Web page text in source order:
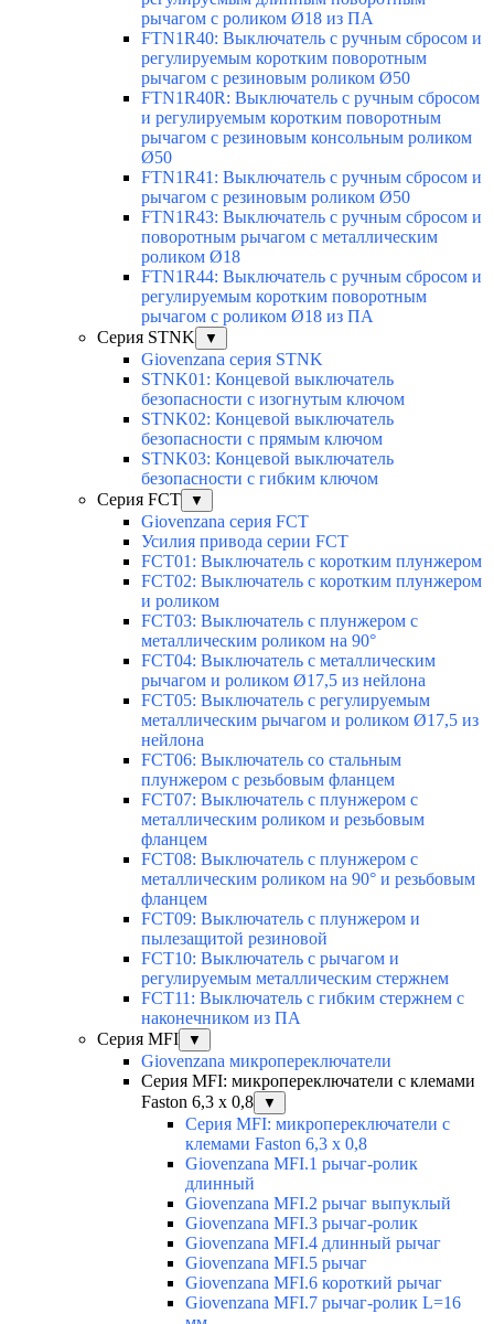
рычагом с роликом Ø18 из ПА
FTN1R40: Выключатель с ручным сбросом и
регулируемым коротким поворотным
рычагом с резиновым роликом Ø50
FTN1R40R: Выключатель с ручным сбросом
и регулируемым коротким поворотным
рычагом с резиновым консольным роликом
Ø50
FTN1R41: Выключатель с ручным сбросом и
рычагом с резиновым роликом Ø50
FTN1R43: Выключатель с ручным сбросом и
поворотным рычагом с металлическим
роликом Ø18
FTN1R44: Выключатель с ручным сбросом и
регулируемым коротким поворотным
рычагом с роликом Ø18 из ПА
Серия STNK
▼
Giovenzana серия STNK
STNK01: Концевой выключатель
безопасности с изогнутым ключом
STNK02: Концевой выключатель
безопасности с прямым ключом
STNK03: Концевой выключатель
безопасности с гибким ключом
Серия FCT
▼
Giovenzana серия FCT
Усилия привода серии FCT
FCT01: Выключатель с коротким плунжером
FCT02: Выключатель с коротким плунжером
и роликом
FCT03: Выключатель с плунжером с
металлическим роликом на 90°
FCT04: Выключатель с металлическим
рычагом и роликом Ø17,5 из нейлона
FCT05: Выключатель с регулируемым
металлическим рычагом и роликом Ø17,5 из
нейлона
FCT06: Выключатель со стальным
плунжером с резьбовым фланцем
FCT07: Выключатель с плунжером с
металлическим роликом и резьбовым
фланцем
FCT08: Выключатель с плунжером с
металлическим роликом на 90° и резьбовым
фланцем
FCT09: Выключатель с плунжером и
пылезащитой резиновой
FCT10: Выключатель с рычагом и
регулируемым металлическим стержнем
FCT11: Выключатель с гибким стержнем с
наконечником из ПА
Серия MFI
▼
Giovenzana микропереключатели
Серия MFI: микропереключатели с клемами
Faston 6,3 x 0,8
▼
Серия MFI: микропереключатели с
клемами Faston 6,3 x 0,8
Giovenzana MFI.1 рычаг-ролик
длинный
Giovenzana MFI.2 рычаг выпуклый
Giovenzana MFI.3 рычаг-ролик
Giovenzana MFI.4 длинный рычаг
Giovenzana MFI.5 рычаг
Giovenzana MFI.6 короткий рычаг
Giovenzana MFI.7 рычаг-ролик L=16